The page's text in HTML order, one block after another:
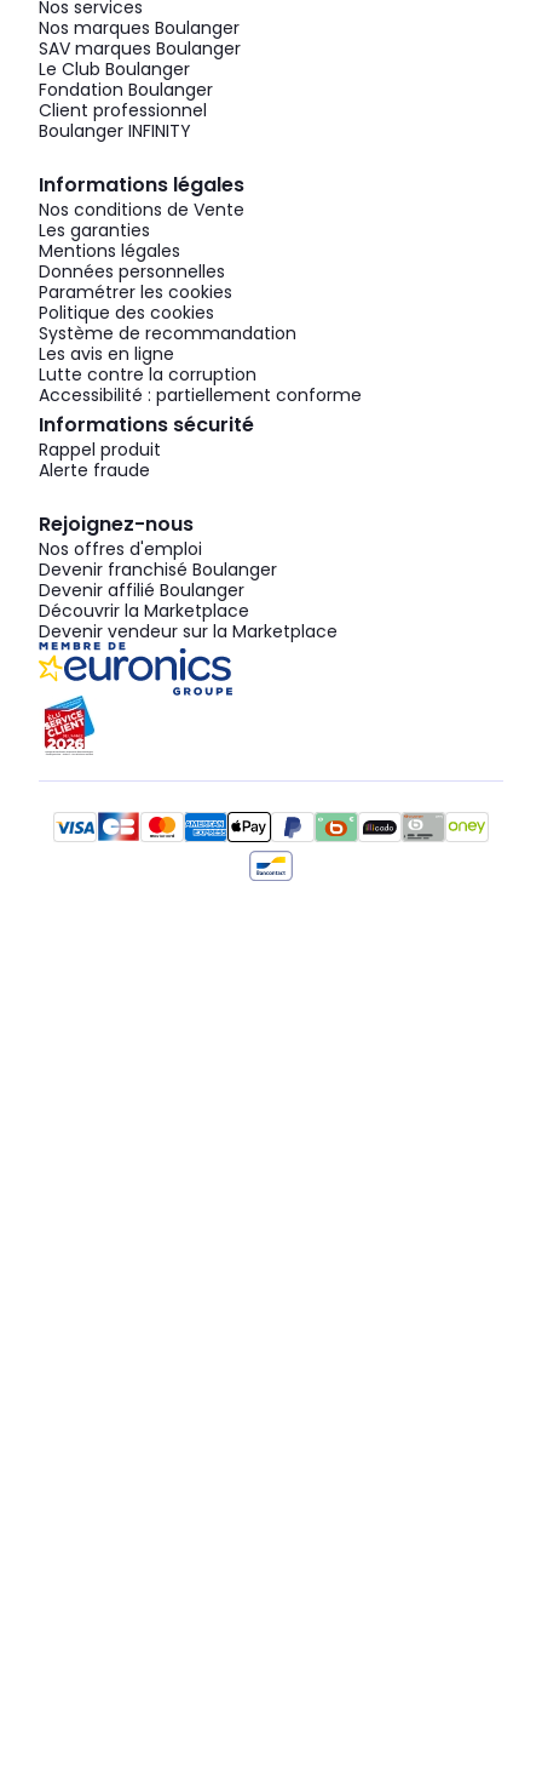
Nos services
Nos marques Boulanger
SAV marques Boulanger
Le Club Boulanger
Fondation Boulanger
Client professionnel
Boulanger INFINITY
Informations légales
Nos conditions de Vente
Les garanties
Mentions légales
Données personnelles
Paramétrer les cookies
Politique des cookies
Système de recommandation
Les avis en ligne
Lutte contre la corruption
Accessibilité : partiellement conforme
Informations sécurité
Rappel produit
Alerte fraude
Rejoignez-nous
Nos offres d'emploi
Devenir franchisé Boulanger
Devenir affilié Boulanger
Découvrir la Marketplace
Devenir vendeur sur la Marketplace